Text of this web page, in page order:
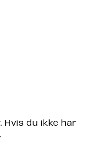
Hvis du ikke har